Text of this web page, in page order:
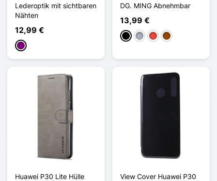
Lederoptik mit sichtbaren
Nähten
12,99 €
Violett
DG. MING Abnehmbar
13,99 €
Schwarz
GrauRot Braun
Huawei P30 Lite Hülle
View Cover Huawei P30